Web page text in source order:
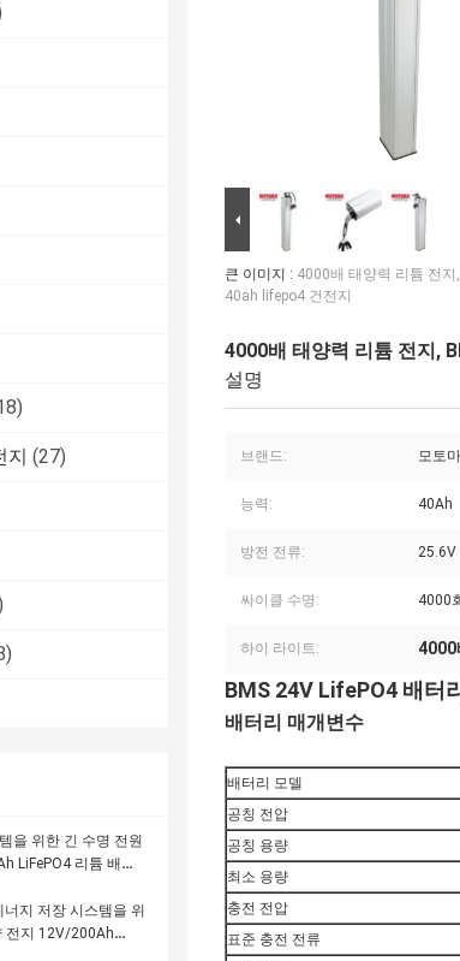
(27)
을 위한 긴 수명 전원
LiFePO4 리튬 배터
지 저장 시스템을 위
전지 12V/200Ah
큰 이미지 : 4000배 태양력 리튬 전
40ah lifepo4 건전지
4000배 태양력 리튬 전지,
설명
브랜드: 모토마
능력: 40Ah
방전 전류: 25.6V
싸이클 수명: 4000
하이 라이트: 4000
BMS 24V LifePO4 배터
배터리 매개변수
배터리 모델
공칭 전압
공칭 용량
최소 용량
충전 전압
표준 충전 전류